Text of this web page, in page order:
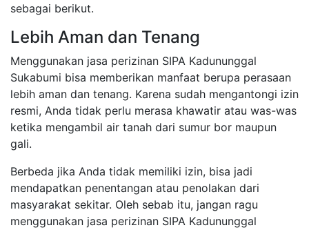
sebagai berikut.
Lebih Aman dan Tenang
Menggunakan jasa perizinan SIPA Kadununggal
Sukabumi bisa memberikan manfaat berupa perasaan
lebih aman dan tenang. Karena sudah mengantongi izin
resmi, Anda tidak perlu merasa khawatir atau was-was
ketika mengambil air tanah dari sumur bor maupun
gali.
Berbeda jika Anda tidak memiliki izin, bisa jadi
mendapatkan penentangan atau penolakan dari
masyarakat sekitar. Oleh sebab itu, jangan ragu
menggunakan jasa perizinan SIPA Kadununggal